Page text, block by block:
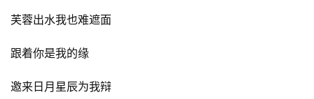
芙蓉出水我也难遮面
跟着你是我的缘
邀来日月星辰为我辩